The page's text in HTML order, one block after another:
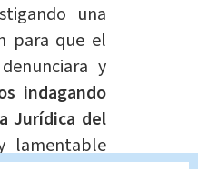
una
para que el
y
indagando
Jurídica del
lamentable